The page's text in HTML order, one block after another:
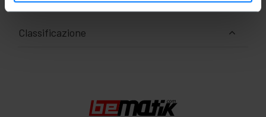
Classificazione